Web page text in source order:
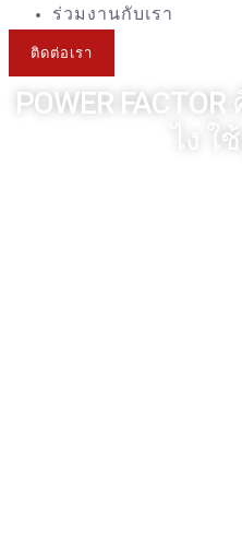
ร่วมงานกับเรา
ติดต่อเรา
POWER
ไง